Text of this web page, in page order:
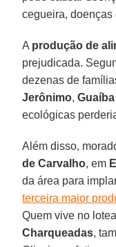
cegueira, doenças
A produção de
prejudicada.
dezenas de
Jerônimo,Guaíba
ecológicas
Além disso,
de Carvalho, em
da área para
terceira maior
Quem vive no
Charqueadas,